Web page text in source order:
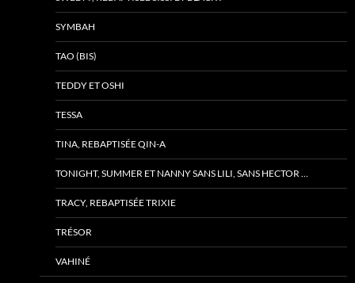
SYMBAH
TAO (BIS)
TEDDY ET OSHI
TESSA
TINA, REBAPTISÉE QIN-A
TONIGHT, SUMMER ET NANNY SANS LILI, SANS HECTOR …
TRACY, REBAPTISÉE TRIXIE
TRÉSOR
VAHINÉ